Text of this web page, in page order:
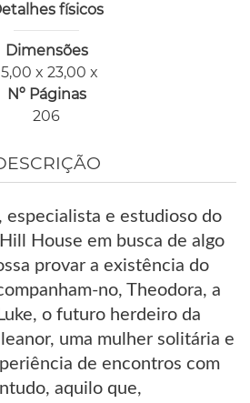
físicos
Dimensões
x 23,00 x
Nº Páginas
206
especialista e estudioso do
House em busca de algo
provar a existência do
no, Theodora, a
o futuro herdeiro da
uma mulher solitária e
de encontros com
aquilo que,